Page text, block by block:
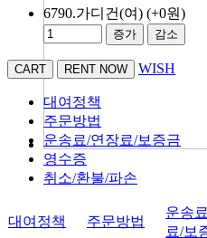
6790.가디건(여) (+0원)
증가 감소
WISH
대여정책
주문방법
운송료/연장료/보증금
영수증
취소/환불/파손
대여정책 주문방법
운송
료/보